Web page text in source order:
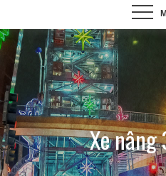
Xe